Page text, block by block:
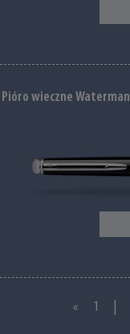
Pióro wieczne Waterman
« 1